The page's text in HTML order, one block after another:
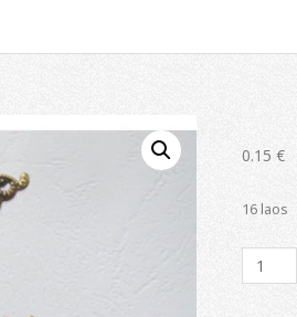
0.15 €
16 laos
Filigree
nurgad